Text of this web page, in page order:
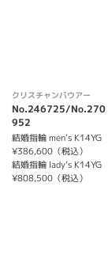
クリスチャンバウアー
No.246725/No.270
952
結婚指輪 men‘s K14YG
¥386,600（税込）
結婚指輪 lady’s K14YG
¥808,500（税込）